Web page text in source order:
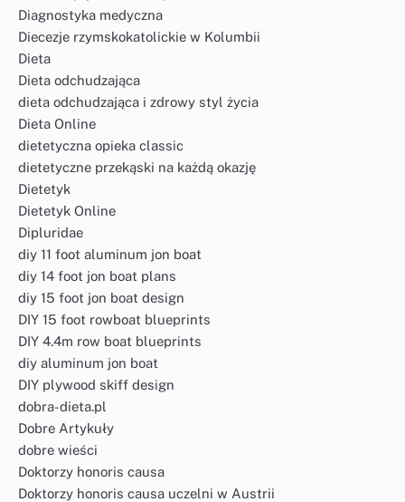
Diagnostyka medyczna
Diecezje rzymskokatolickie w Kolumbii
Dieta
Dieta odchudzająca
dieta odchudzająca i zdrowy styl życia
Dieta Online
dietetyczna opieka classic
dietetyczne przekąski na każdą okazję
Dietetyk
Dietetyk Online
Dipluridae
diy 11 foot aluminum jon boat
diy 14 foot jon boat plans
diy 15 foot jon boat design
DIY 15 foot rowboat blueprints
DIY 4.4m row boat blueprints
diy aluminum jon boat
DIY plywood skiff design
dobra-dieta.pl
Dobre Artykuły
dobre wieści
Doktorzy honoris causa
Doktorzy honoris causa uczelni w Austrii